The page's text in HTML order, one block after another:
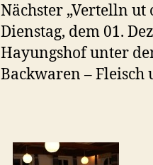
Nächster „Vertelln
Dienstag, dem 01.
Hayungshof unter
Backwaren – Fleisch